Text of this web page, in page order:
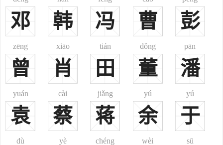
经，因以为堂。
安远堂：汉宣帝执政时期，郑吉为侍郎，打败了车师，使日逐投
降。后封为安远侯，派他卫戍西边国境，是为西域都护使。
一、郑
(鄭)zhèng
现行常见姓氏。今北京、天津、河北之尚义、山东之平邑、江西
之金溪、广东之新会、广西之田林、云南之泸水等地均有分布。汉、
满、鲜、瑶、京、黎、纳西、哈尼、裕固等多个民族皆有此姓。《郑
通志·氏族略》收载。其源不一：
1、郑樵注云：“周厉王之少子宣王之母弟桓公友之后也，桓公初
封於郑，在周之畿内，今华州郑县是也，以国为氏。”此当系出姬姓。
邓 韩 冯 曹 彭
zēng
曾
xiāo
肖
tián
田
dǒng
董
pān
潘
yuán
袁
cài
蔡
jiǎng
蒋
yú
余
yú
于
dù yè chéng wèi sū